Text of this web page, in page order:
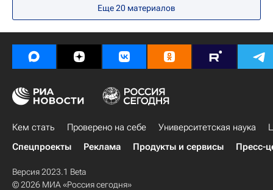
Еще 20 материалов
Кем стать Проверено на себе Университетская наука
Спецпроекты
Реклама Продукты и сервисы Пресс-
Версия 2023.1 Beta
© 2026 МИА «Россия сегодня»